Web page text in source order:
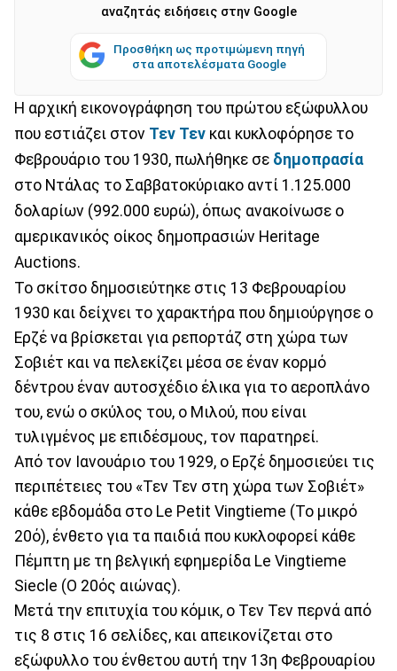
αναζητάς ειδήσεις στην Google
Προσθήκη ως προτιμώμενη πηγή
στα αποτελέσματα Google
H αρχική εικονογράφηση του πρώτου εξώφυλλου
που εστιάζει στον Τεν Τεν και κυκλοφόρησε το
Φεβρουάριο του 1930, πωλήθηκε σε δημοπρασία
στο Ντάλας το Σαββατοκύριακο αντί 1.125.000
δολαρίων (992.000 ευρώ), όπως ανακοίνωσε ο
αμερικανικός οίκος δημοπρασιών Heritage
Auctions.
To σκίτσο δημοσιεύτηκε στις 13 Φεβρουαρίου
1930 και δείχνει το χαρακτήρα που δημιούργησε ο
Ερζέ να βρίσκεται για ρεπορτάζ στη χώρα των
Σοβιέτ και να πελεκίζει μέσα σε έναν κορμό
δέντρου έναν αυτοσχέδιο έλικα για το αεροπλάνο
του, ενώ ο σκύλος του, ο Μιλού, που είναι
τυλιγμένος με επιδέσμους, τον παρατηρεί.
Από τον Ιανουάριο του 1929, ο Ερζέ δημοσιεύει τις
περιπέτειες του «Τεν Τεν στη χώρα των Σοβιέτ»
κάθε εβδομάδα στο Le Petit Vingtieme (Το μικρό
20ό), ένθετο για τα παιδιά που κυκλοφορεί κάθε
Πέμπτη με τη βελγική εφημερίδα Le Vingtieme
Siecle (Ο 20ός αιώνας).
Μετά την επιτυχία του κόμικ, ο Τεν Τεν περνά από
τις 8 στις 16 σελίδες, και απεικονίζεται στο
εξώφυλλο του ένθετου αυτή την 13η Φεβρουαρίου